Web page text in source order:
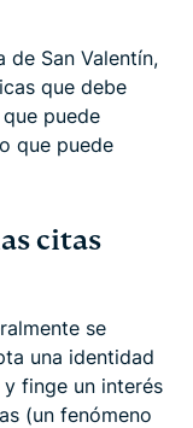
de San Valentín,
que debe
puede
que puede
citas
se
una identidad
finge un interés
(un fenómeno